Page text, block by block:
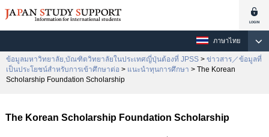
ภาษาไทย
ข้อมูลมหาวิทยาลัย,บัณฑิตวิทยาลัยในประเทศญี่ปุ่นต้องที่ JPSS > ข่าวสาร／ข้อมูลที่
เป็นประโยชน์สำหรับการเข้าศึกษาต่อ > แนะนำทุนการศึกษา > The Korean
Scholarship Foundation Scholarship
The Korean Scholarship Foundation Scholarship